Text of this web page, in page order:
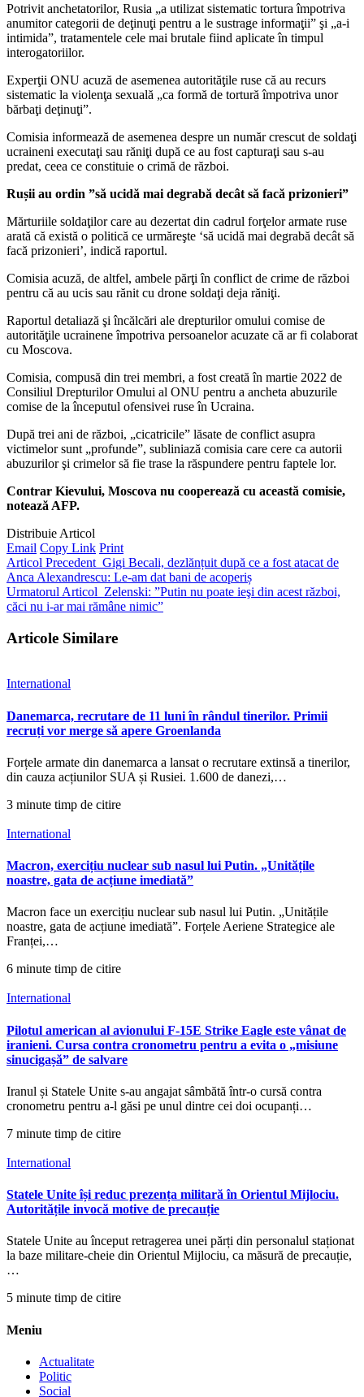
Potrivit anchetatorilor, Rusia „a utilizat sistematic tortura împotriva
anumitor categorii de deţinuţi pentru a le sustrage informaţii” şi „a-i
intimida”, tratamentele cele mai brutale fiind aplicate în timpul
interogatoriilor.
Experţii ONU acuză de asemenea autorităţile ruse că au recurs
sistematic la violenţa sexuală „ca formă de tortură împotriva unor
bărbaţi deţinuţi”.
Comisia informează de asemenea despre un număr crescut de soldaţi
ucraineni executaţi sau răniţi după ce au fost capturaţi sau s-au
predat, ceea ce constituie o crimă de război.
Rușii au ordin ”să ucidă mai degrabă decât să facă prizonieri”
Mărturiile soldaţilor care au dezertat din cadrul forţelor armate ruse
arată că există o politică ce urmăreşte ‘să ucidă mai degrabă decât să
facă prizonieri’, indică raportul.
Comisia acuză, de altfel, ambele părţi în conflict de crime de război
pentru că au ucis sau rănit cu drone soldaţi deja răniţi.
Raportul detaliază şi încălcări ale drepturilor omului comise de
autorităţile ucrainene împotriva persoanelor acuzate că ar fi colaborat
cu Moscova.
Comisia, compusă din trei membri, a fost creată în martie 2022 de
Consiliul Drepturilor Omului al ONU pentru a ancheta abuzurile
comise de la începutul ofensivei ruse în Ucraina.
După trei ani de război, „cicatricile” lăsate de conflict asupra
victimelor sunt „profunde”, subliniază comisia care cere ca autorii
abuzurilor şi crimelor să fie trase la răspundere pentru faptele lor.
Contrar Kievului, Moscova nu cooperează cu această comisie,
notează AFP.
Distribuie Articol
Email Copy Link Print
Articol Precedent Gigi Becali, dezlănțuit după ce a fost atacat de
Anca Alexandrescu: Le-am dat bani de acoperiș
Urmatorul Articol Zelenski: ”Putin nu poate ieşi din acest război,
căci nu i-ar mai rămâne nimic”
Articole Similare
International
Danemarca, recrutare de 11 luni în rândul tinerilor. Primii
recruți vor merge să apere Groenlanda
Forțele armate din danemarca a lansat o recrutare extinsă a tinerilor,
din cauza acțiunilor SUA și Rusiei. 1.600 de danezi,…
3 minute timp de citire
International
Macron, exercițiu nuclear sub nasul lui Putin. „Unitățile
noastre, gata de acțiune imediată”
Macron face un exercițiu nuclear sub nasul lui Putin. „Unitățile
noastre, gata de acțiune imediată”. Forțele Aeriene Strategice ale
Franței,…
6 minute timp de citire
International
Pilotul american al avionului F-15E Strike Eagle este vânat de
iranieni. Cursa contra cronometru pentru a evita o „misiune
sinucigașă” de salvare
Iranul și Statele Unite s-au angajat sâmbătă într-o cursă contra
cronometru pentru a-l găsi pe unul dintre cei doi ocupanți…
7 minute timp de citire
International
Statele Unite își reduc prezența militară în Orientul Mijlociu.
Autoritățile invocă motive de precauție
Statele Unite au început retragerea unei părți din personalul staționat
la baze militare-cheie din Orientul Mijlociu, ca măsură de precauție,
…
5 minute timp de citire
Meniu
Actualitate
Politic
Social